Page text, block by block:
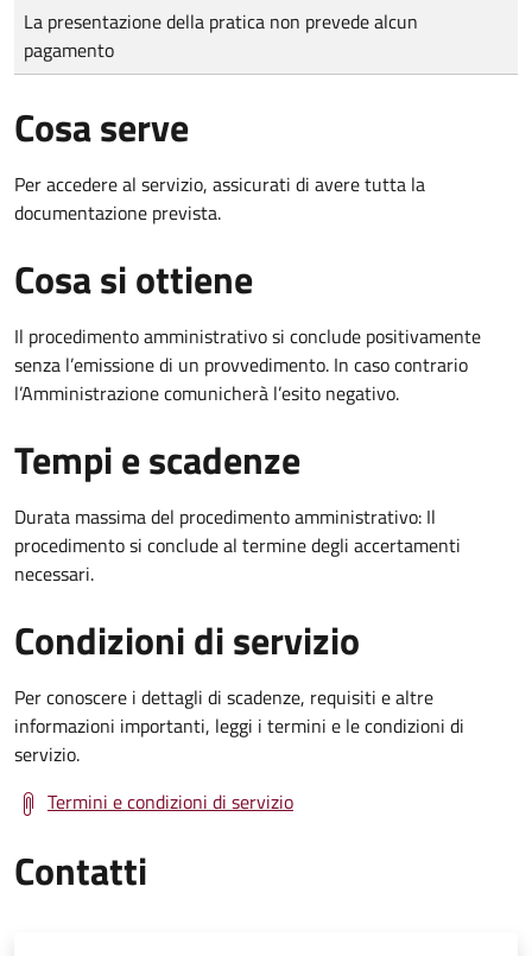
Tipo di pagamento
Importo
La presentazione della pratica non prevede alcun
pagamento
Cosa serve
Per accedere al servizio, assicurati di avere tutta la
documentazione prevista.
Cosa si ottiene
Il procedimento amministrativo si conclude positivamente
senza l’emissione di un provvedimento. In caso contrario
l’Amministrazione comunicherà l’esito negativo.
Tempi e scadenze
Durata massima del procedimento amministrativo: Il
procedimento si conclude al termine degli accertamenti
necessari.
Condizioni di servizio
Per conoscere i dettagli di scadenze, requisiti e altre
informazioni importanti, leggi i termini e le condizioni di
servizio.
Termini e condizioni di servizio
Contatti